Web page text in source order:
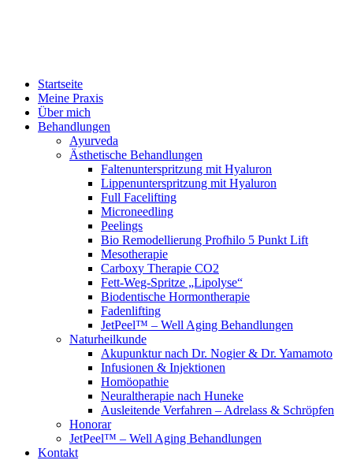
Startseite
Meine Praxis
Über mich
Behandlungen
Ayurveda
Ästhetische Behandlungen
Faltenunterspritzung mit Hyaluron
Lippenunterspritzung mit Hyaluron
Full Facelifting
Microneedling
Peelings
Bio Remodellierung Profhilo 5 Punkt Lift
Mesotherapie
Carboxy Therapie CO2
Fett-Weg-Spritze „Lipolyse“
Biodentische Hormontherapie
Fadenlifting
JetPeel™ – Well Aging Behandlungen
Naturheilkunde
Akupunktur nach Dr. Nogier & Dr. Yamamoto
Infusionen & Injektionen
Homöopathie
Neuraltherapie nach Huneke
Ausleitende Verfahren – Adrelass & Schröpfen
Honorar
JetPeel™ – Well Aging Behandlungen
Kontakt